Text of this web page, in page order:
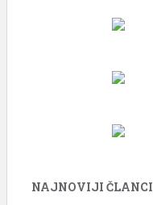
NAJNOVIJI ČLANCI